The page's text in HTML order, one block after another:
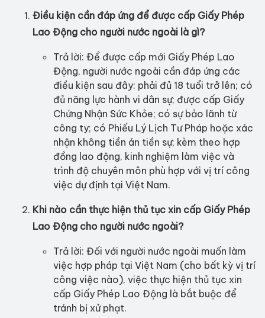
Điều kiện cần đáp ứng để được cấp Giấy Phép
Lao Động cho người nước ngoài là gì?
Trả lời: Để được cấp mới Giấy Phép Lao
Động, người nước ngoài cần đáp ứng các
điều kiện sau đây: phải đủ 18 tuổi trở lên; có
đủ năng lực hành vi dân sự; được cấp Giấy
Chứng Nhận Sức Khỏe; có sự bảo lãnh từ
công ty; có Phiếu Lý Lịch Tư Pháp hoặc xác
nhận không tiền án tiền sự; kèm theo hợp
đồng lao động, kinh nghiệm làm việc và
trình độ chuyên môn phù hợp với vị trí công
việc dự định tại Việt Nam.
Khi nào cần thực hiện thủ tục xin cấp Giấy Phép
Lao Động cho người nước ngoài?
Trả lời: Đối với người nước ngoài muốn làm
việc hợp pháp tại Việt Nam (cho bất kỳ vị trí
công việc nào), việc thực hiện thủ tục xin
cấp Giấy Phép Lao Động là bắt buộc để
tránh bị xử phạt.